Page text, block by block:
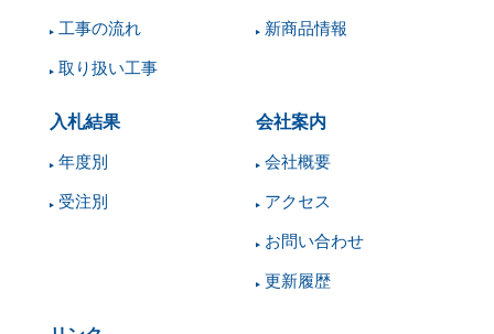
工事の流れ
取り扱い工事
新商品情報
入札結果
年度別
受注別
会社案内
会社概要
アクセス
お問い合わせ
更新履歴